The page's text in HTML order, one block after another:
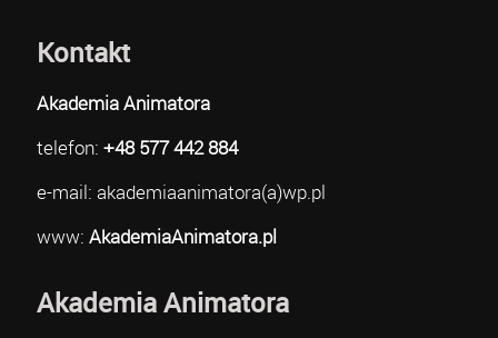
Kontakt
Akademia Animatora
telefon: +48 577 442 884
e-mail: akademiaanimatora(a)wp.pl
www: AkademiaAnimatora.pl
Akademia Animatora